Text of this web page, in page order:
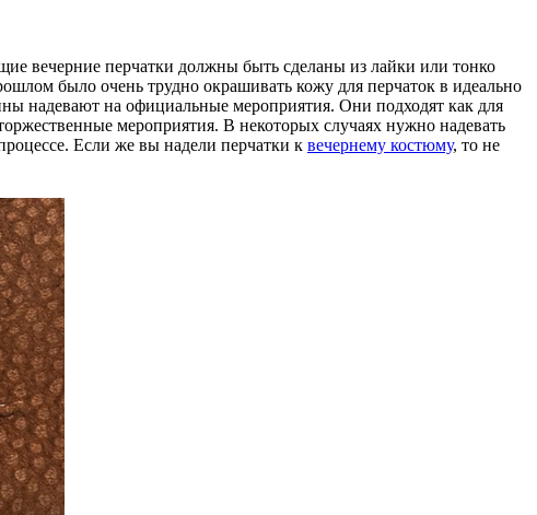
вечерние перчатки должны быть сделаны из лайки или тонко
было очень трудно окрашивать кожу для перчаток в идеально
надевают на официальные мероприятия. Они подходят как для
мероприятия. В некоторых случаях нужно надевать
Если же вы надели перчатки к вечернему костюму, то не